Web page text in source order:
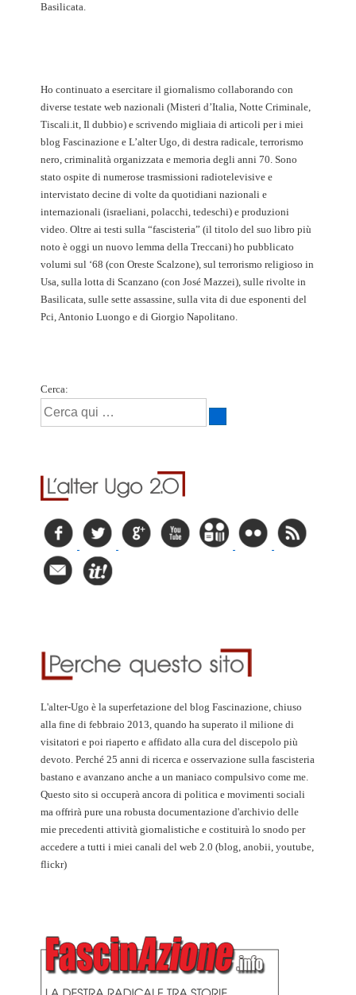
Basilicata.
Ho continuato a esercitare il giornalismo collaborando con
diverse testate web nazionali (Misteri d’Italia, Notte Criminale,
Tiscali.it, Il dubbio) e scrivendo migliaia di articoli per i miei
blog Fascinazione e L’alter Ugo, di destra radicale, terrorismo
nero, criminalità organizzata e memoria degli anni 70. Sono
stato ospite di numerose trasmissioni radiotelevisive e
intervistato decine di volte da quotidiani nazionali e
internazionali (israeliani, polacchi, tedeschi) e produzioni
video. Oltre ai testi sulla “fascisteria” (il titolo del suo libro più
noto è oggi un nuovo lemma della Treccani) ho pubblicato
volumi sul ‘68 (con Oreste Scalzone), sul terrorismo religioso in
Usa, sulla lotta di Scanzano (con José Mazzei), sulle rivolte in
Basilicata, sulle sette assassine, sulla vita di due esponenti del
Pci, Antonio Luongo e di Giorgio Napolitano.
Cerca:
L'alter-Ugo è la superfetazione del blog Fascinazione, chiuso
alla fine di febbraio 2013, quando ha superato il milione di
visitatori e poi riaperto e affidato alla cura del discepolo più
devoto. Perché 25 anni di ricerca e osservazione sulla fascisteria
bastano e avanzano anche a un maniaco compulsivo come me.
Questo sito si occuperà ancora di politica e movimenti sociali
ma offrirà pure una robusta documentazione d'archivio delle
mie precedenti attività giornalistiche e costituirà lo snodo per
accedere a tutti i miei canali del web 2.0 (blog, anobii, youtube,
flickr)